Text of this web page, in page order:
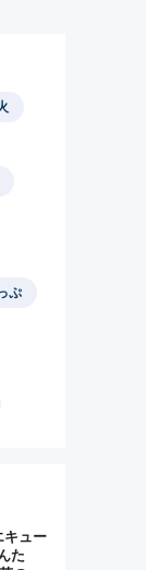
ぷ
キュー
た